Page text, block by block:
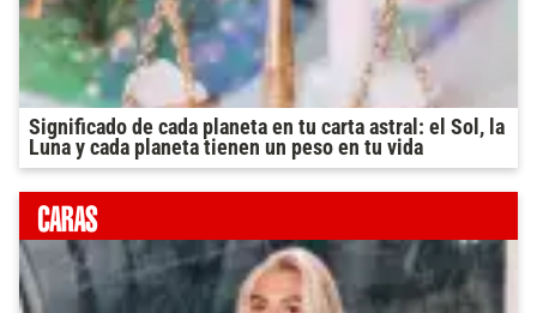
Significado de cada planeta en tu carta astral: el Sol, la
Luna y cada planeta tienen un peso en tu vida